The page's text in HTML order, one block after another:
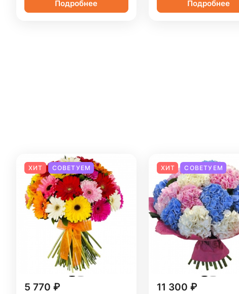
Подробнее Подробнее
ХИТ СОВЕТУЕМ
5 770 ₽
ХИТ СОВЕТУЕМ
11 300 ₽